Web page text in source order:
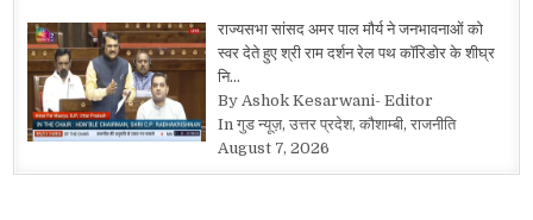
राज्यसभा सांसद अमर पाल मौर्य ने जनभावनाओं को
स्वर देते हुए श्री राम दर्शन रेल पथ कॉरिडोर के शीघ्र
नि…
By Ashok Kesarwani- Editor
In गुड न्यूज़, उत्तर प्रदेश, कौशाम्बी, राजनीति
August 7, 2026